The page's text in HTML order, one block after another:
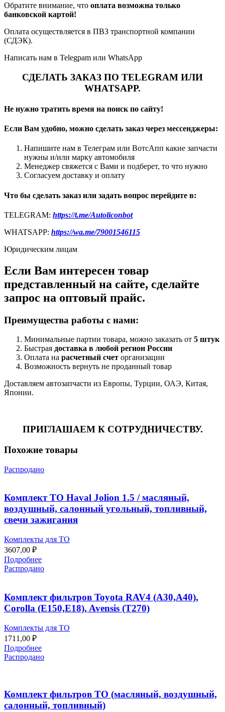
Обратите внимание, что оплата возможна только
банковской картой!
Оплата осуществляется в ПВЗ транспортной компании
(СДЭК).
Написать нам в Telegpam или WhatsApp
СДЕЛАТЬ ЗАКАЗ ПО TELEGRAM ИЛИ
WHATSAPP.
Не нужно тратить время на поиск по сайту!
Если Вам удобно, можно сделать заказ через мессенджеры:
Напишите нам в Телеграм или ВотсАпп какие запчасти
нужны и/или марку автомобиля
Менеджер свяжется с Вами и подберет, то что нужно
Согласуем доставку и оплату
Что бы сделать заказ или задать вопрос перейдите в:
TELEGRAM: https://t.me/Autoliconbot
WHATSAPP: https://wa.me/79001546115
Юридическим лицам
Если Вам интересен товар
представленный на сайте, сделайте
запрос на оптовый прайс.
Преимущества работы с нами:
Минимальные партии товара, можно заказать от 5 штук
Быстрая доставка в любой регион России
Оплата на расчетный счет организации
Возможность вернуть не проданный товар
Доставляем автозапчасти из Европы, Турции, ОАЭ, Китая,
Японии.
ПРИГЛАШАЕМ К СОТРУДНИЧЕСТВУ.
Похожие товары
Распродано
Комплект ТО Haval Jolion 1.5 / масляный,
воздушный, салонный угольный, топливный,
свечи зажигания
Комплекты для ТО
3607,00 ₽
Подробнее
Распродано
Комплект фильтров Toyota RAV4 (A30,A40),
Corolla (E150,E18), Avensis (T270)
Комплекты для ТО
1711,00 ₽
Подробнее
Распродано
Комплект фильтров ТО (масляный, воздушный,
салонный, топливный)